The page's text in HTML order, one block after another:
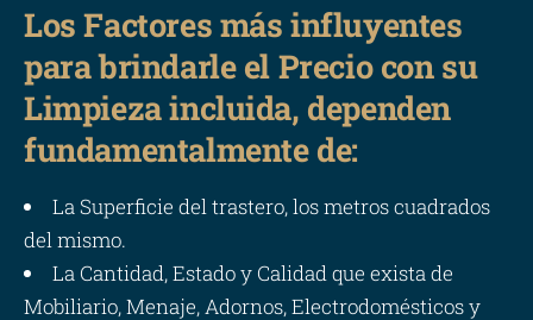
Los Factores más influyentes
para brindarle el Precio con su
Limpieza incluida, dependen
fundamentalmente de:
La Superficie del trastero, los metros cuadrados
del mismo.
La Cantidad, Estado y Calidad que exista de
Mobiliario, Menaje, Adornos, Electrodomésticos y